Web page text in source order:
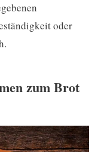
oder
zum Brot